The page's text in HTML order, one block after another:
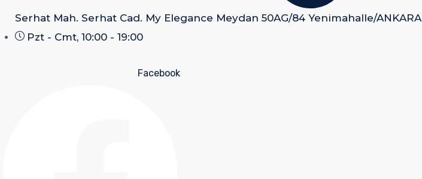
Serhat Mah. Serhat Cad. My Elegance Meydan 50AG/84 Yenimahalle/ANKARA
Pzt - Cmt, 10:00 - 19:00
Facebook